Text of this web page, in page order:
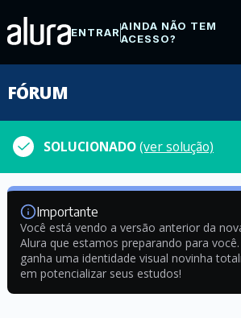
ENTRARAINDA NÃO TEM
ACESSO?
FÓRUM
SOLUCIONADO(ver solução)
Importante
Você está vendo a versão anterior da
Alura que estamos preparando para
ganha uma identidade visual novinha
em potencializar seus estudos!